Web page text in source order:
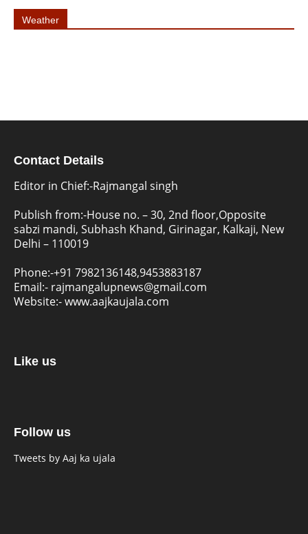
Weather
Contact Details
Editor in Chief:-Rajmangal singh
Publish from:-House no. – 30, 2nd floor,Opposite
sabzi mandi, Subhash Khand, Girinagar, Kalkaji, New
Delhi – 110019
Phone:-+91 7982136148,9453883187
Email:- rajmangalupnews@gmail.com
Website:-www.aajkaujala.com
Like us
Follow us
Tweets by Aaj ka ujala